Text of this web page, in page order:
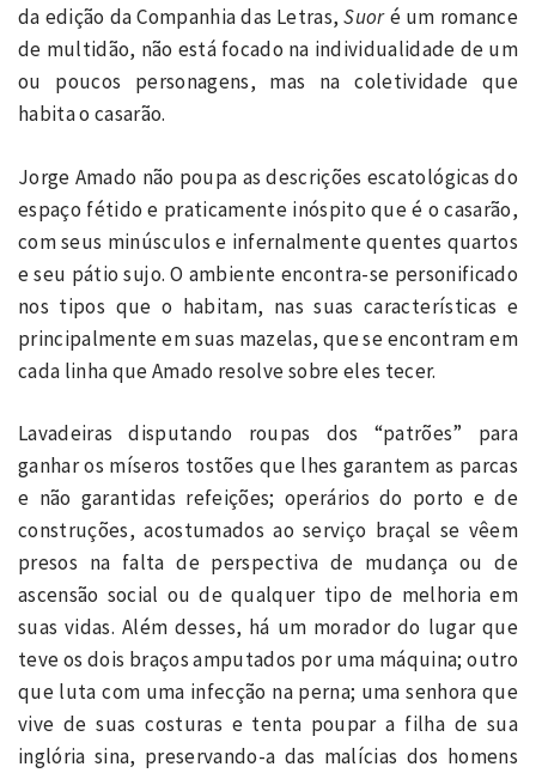
da edição da Companhia das Letras,Suoré um romance
de multidão, não está focado na individualidade de um
ou poucos personagens, mas na coletividade que
habita o casarão.
Jorge Amado não poupa as descrições escatológicas do
espaço fétido e praticamente inóspito que é o casarão,
com seus minúsculos e infernalmente quentes quartos
e seu pátio sujo. O ambiente encontra-se personificado
nos tipos que o habitam, nas suas características e
principalmente em suas mazelas, que se encontram em
cada linha que Amado resolve sobre eles tecer.
Lavadeiras disputando roupas dos “patrões” para
ganhar os míseros tostões que lhes garantem as parcas
e não garantidas refeições; operários do porto e de
construções, acostumados ao serviço braçal se vêem
presos na falta de perspectiva de mudança ou de
ascensão social ou de qualquer tipo de melhoria em
suas vidas. Além desses, há um morador do lugar que
teve os dois braços amputados por uma máquina; outro
que luta com uma infecção na perna; uma senhora que
vive de suas costuras e tenta poupar a filha de sua
inglória sina, preservando-a das malícias dos homens